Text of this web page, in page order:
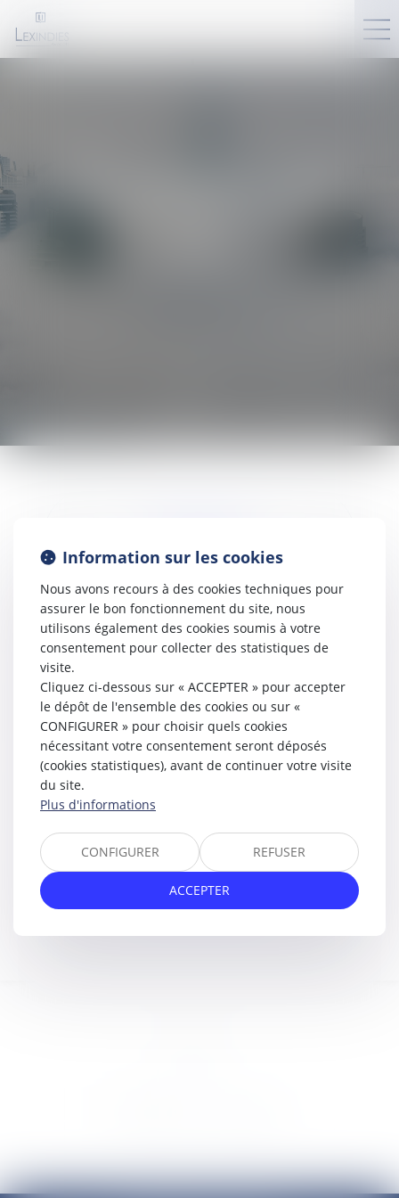
ESPACE CLIENT
PAIEMENT EN LIGNE
LIENS UTILES
NOUS LOCALISER
Information sur les cookies
Nous avons recours à des cookies techniques pour
assurer le bon fonctionnement du site, nous
utilisons également des cookies soumis à votre
consentement pour collecter des statistiques de
visite.
Cliquez ci-dessous sur « ACCEPTER » pour accepter
le dépôt de l'ensemble des cookies ou sur «
CONFIGURER » pour choisir quels cookies
nécessitant votre consentement seront déposés
(cookies statistiques), avant de continuer votre visite
du site.
Plus d'informations
CONFIGURER REFUSER
ACCEPTER